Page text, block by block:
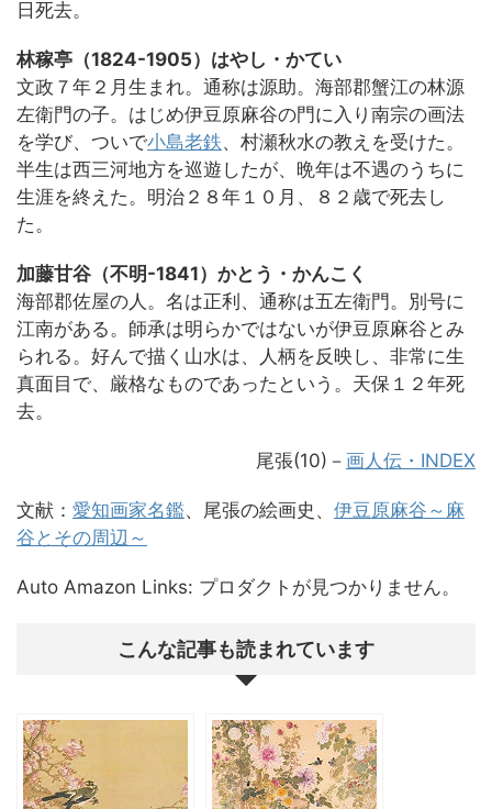
日死去。
林稼亭（1824-1905）はやし・かてい
文政７年２月生まれ。通称は源助。海部郡蟹江の林源
左衛門の子。はじめ伊豆原麻谷の門に入り南宗の画法
を学び、ついで小島老鉄、村瀬秋水の教えを受けた。
半生は西三河地方を巡遊したが、晩年は不遇のうちに
生涯を終えた。明治２８年１０月、８２歳で死去し
た。
加藤甘谷（不明-1841）かとう・かんこく
海部郡佐屋の人。名は正利、通称は五左衛門。別号に
江南がある。師承は明らかではないが伊豆原麻谷とみ
られる。好んで描く山水は、人柄を反映し、非常に生
真面目で、厳格なものであったという。天保１２年死
去。
尾張(10) － 画人伝・INDEX
文献： 愛知画家名鑑、尾張の絵画史、 伊豆原麻谷～麻
谷とその周辺～
Auto Amazon Links: プロダクトが見つかりません。
こんな記事も読まれています